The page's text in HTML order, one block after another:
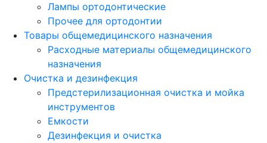
Лампы ортодонтические
Прочее для ортодонтии
Товары общемедицинского назначения
Расходные материалы общемедицинского
назначения
Очистка и дезинфекция
Предстерилизационная очистка и мойка
инструментов
Емкости
Дезинфекция и очистка